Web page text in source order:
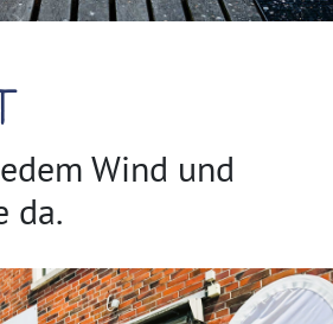
Wind und
da.